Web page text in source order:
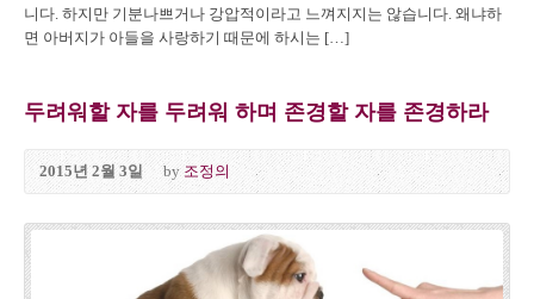
니다. 하지만 기분나쁘거나 강압적이라고 느껴지지는 않습니다. 왜냐하
면 아버지가 아들을 사랑하기 때문에 하시는 […]
두려워할 자를 두려워 하며 존경할 자를 존경하라
2015년 2월 3일 by 조정의